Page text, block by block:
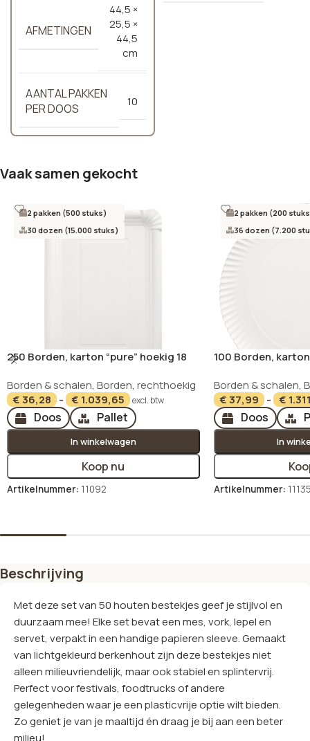
AFMETINGEN
44,5 ×
25,5 ×
44,5
cm
AANTAL PAKKEN
PER DOOS
10
Vaak samen gekocht
2 pakken (500 stuks)
30 dozen (15.000 stuks)
250 Borden, karton “pure” hoekig 18
Borden & schalen, Borden, rechthoekig
€36,28 - € 1.039,65 excl. btw
Doos Pallet
In winkelwagen
Koop nu
Artikelnummer: 11092
2 pakken (200
36 dozen (7.200
100 Borden,
Borden & schalen,
€37,99 - €
Doos
In
Artikelnummer:
Beschrijving
Met deze set van 50 houten bestekjes geef je stijlvol en
duurzaam mee! Elke set bevat een mes, vork, lepel en
servet, verpakt in een handige papieren sleeve. Gemaakt
van lichtgekleurd berkenhout zijn deze bestekjes niet
alleen milieuvriendelijk, maar ook stabiel en splintervrij.
Perfect voor festivals, foodtrucks of andere
gelegenheden waar je een plasticvrije optie wilt bieden.
Zo geniet je van je maaltijd én draag je bij aan een beter